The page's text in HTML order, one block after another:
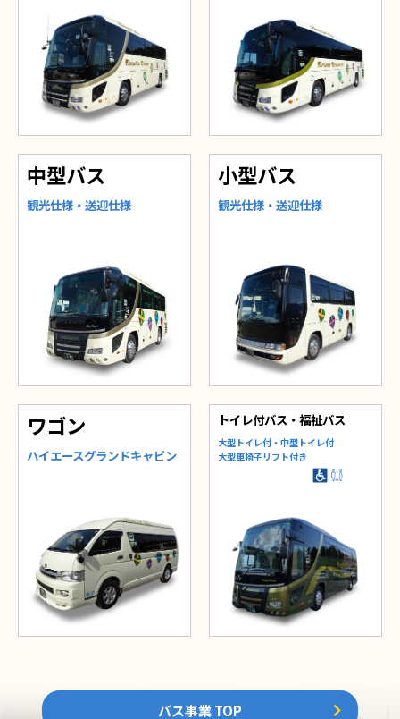
中型バス
観光仕様・送迎仕様
小型バス
観光仕様・送迎仕様
ワゴン
ハイエースグランドキャビン
トイレ付バス・福祉バス
⼤型トイレ付・中型トイレ付
⼤型⾞椅⼦リフト付き
バス事業 TOP